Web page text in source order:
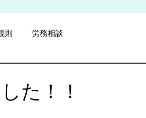
則 労務相談
た！！